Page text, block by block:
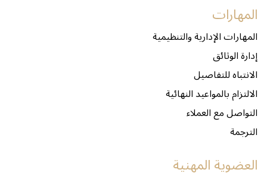
المهارات
المهارات الإدارية والتنظيمية
إدارة الوثائق
الانتباه للتفاصيل
الالتزام بالمواعيد النهائية
التواصل مع العملاء
الترجمة
العضوية المهنية